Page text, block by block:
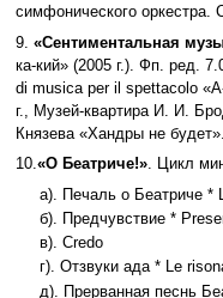
симфонического оркестра.
9. «Сентиментальная
ка-кий» (2005 г.). Фп. ред.
di musica per il spettacolo
г., Музей-квартира И. И.
Князева «Хандры не
10.«О Беатриче!». Цикл
а). Печаль о Беатриче *
б). Предчувствие *
в). Credo
г). Отзвуки ада * Le
д). Прерванная песнь